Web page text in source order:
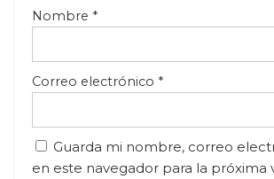
Nombre *
Correo electrónico *
Guarda mi nombre, correo
en este navegador para la próxima